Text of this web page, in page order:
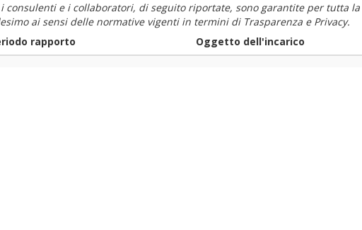
e i collaboratori, di seguito riportate, sono garantite per tutta
ai sensi delle normative vigenti in termini di Trasparenza e Privacy.
rapporto Oggetto dell'incarico